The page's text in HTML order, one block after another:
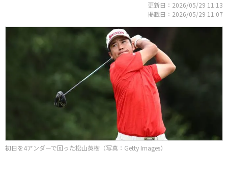
更新日：2026/05/29 11:13
掲載日：2026/05/29 11:07
初日を4アンダーで回った松山英樹（写真：Getty Images）